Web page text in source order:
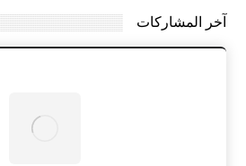
آخر المشاركات